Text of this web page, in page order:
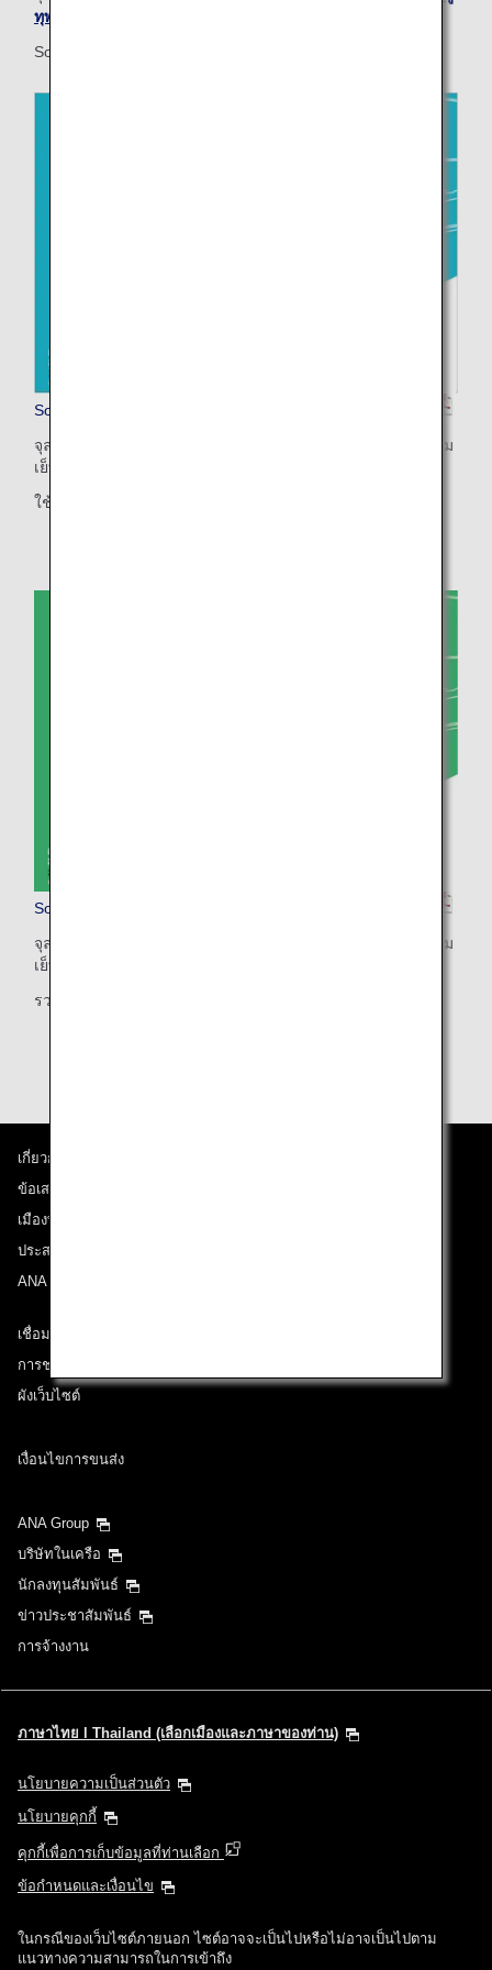
ทุพพลภาพ ANA
Sorapass: หนังสือเดินทางของท่านเพื่อท่องเที่ยวสู่ฟากฟ้า
Sorapass Book (สำหรับเด็ก)
จุลสารสำหรับพิมพ์ (พิมพ์สองหน้าของกระดาษ / ขนาด A4 พร้อม
เย็บเล่มตามแนวสั้น)
ใช้รูปภาพและภาพประกอบเพื่อทำให้เข้าใจข้อมูลได้ง่าย
Sorapass Book (สำหรับผู้ใหญ่)
จุลสารสำหรับพิมพ์ (พิมพ์สองหน้าของกระดาษ / ขนาด A4 พร้อม
เย็บเล่มตามแนวสั้น)
รวมถึงข้อมูลโดยละเอียดเพิ่มเติม
เกี่ยวกับ ANA
ข้อเสนอและประกาศ
เมืองที่เราเดินทางไป
ประสบการณ์ ANA
ANA Mileage Club
เชื่อมต่อกับ ANA
การช่วยเหลือด้านเทคนิค (ความสามารถในการเข้าถึง)
ผังเว็บไซต์
เงื่อนไขการขนส่ง
ANA Group
บริษัทในเครือ
นักลงทุนสัมพันธ์
ข่าวประชาสัมพันธ์
การจ้างงาน
ภาษาไทย l Thailand (เลือกเมืองและภาษาของท่าน)
นโยบายความเป็นส่วนตัว
นโยบายคุกกี้
คุกกี้เพื่อการเก็บข้อมูลที่ท่านเลือก
ข้อกำหนดและเงื่อนไข
ในกรณีของเว็บไซต์ภายนอก ไซต์อาจจะเป็นไปหรือไม่อาจเป็นไปตาม
แนวทางความสามารถในการเข้าถึง